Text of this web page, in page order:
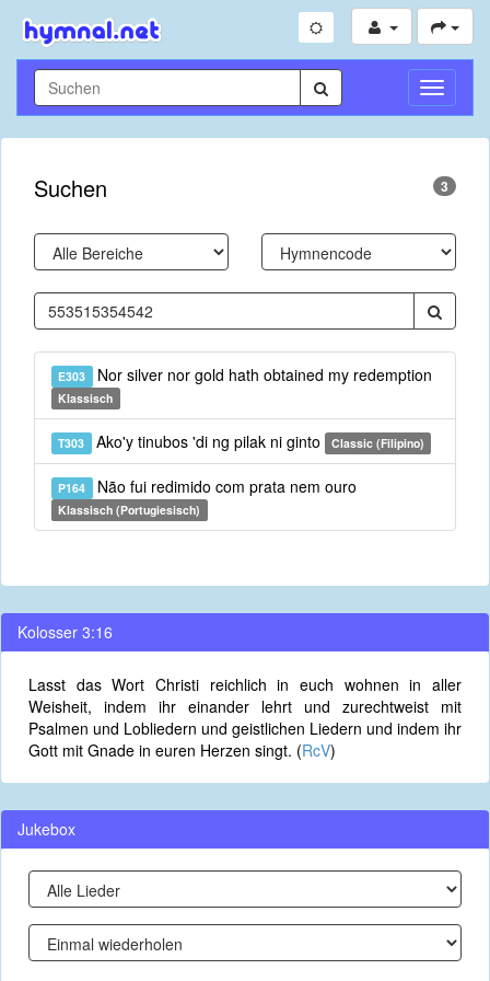
Suchen 3
E303 Nor silver nor gold hath obtained my redemption
Klassisch
T303 Ako'y tinubos 'di ng pilak ni ginto Classic (Filipino)
P164 Não fui redimido com prata nem ouro
Klassisch (Portugiesisch)
Kolosser 3:16
Lasst das Wort Christi reichlich in euch wohnen in aller
Weisheit, indem ihr einander lehrt und zurechtweist mit
Psalmen und Lobliedern und geistlichen Liedern und indem ihr
Gott mit Gnade in euren Herzen singt. (RcV)
Jukebox